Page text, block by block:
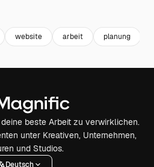
website arbeit planung
beste Arbeit zu verwirklichen.
unter Kreativen, Unternehmen,
und Studios.
Deutsch